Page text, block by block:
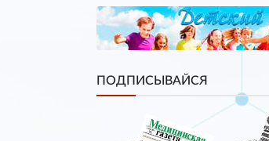
ПОДПИСЫВАЙСЯ